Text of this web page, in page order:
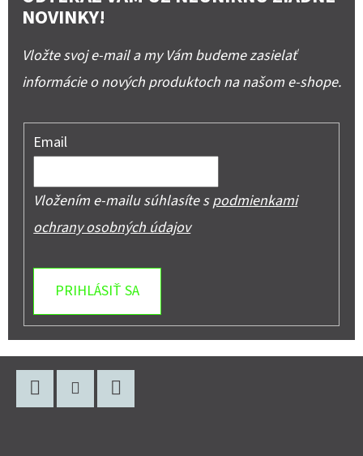
NOVINKY!
Vložte svoj e-mail a my Vám budeme zasielať
informácie o nových produktoch na našom e-shope.
Email
Vložením e-mailu súhlasíte spodmienkami
ochrany osobných údajov
PRIHLÁSIŤ SA